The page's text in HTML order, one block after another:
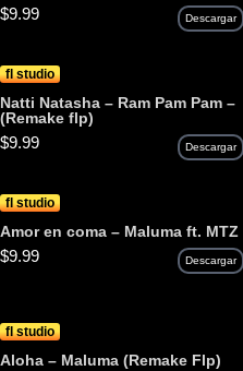
$9.99 Descargar
fl studio
Natti Natasha – Ram Pam Pam –
(Remake flp)
$9.99 Descargar
fl studio
Amor en coma – Maluma ft. MTZ
$9.99 Descargar
fl studio
Aloha – Maluma (Remake Flp)